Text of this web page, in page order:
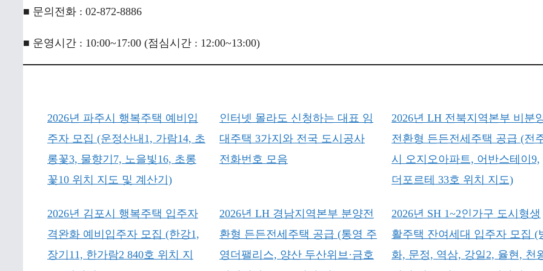
■ 문의전화 : 02-872-8886
■ 운영시간 : 10:00~17:00 (점심시간 : 12:00~13:00)
2026년 파주시 행복주택 예비입
주자 모집 (운정산내1, 가람14, 초
롱꽃3, 물향기7, 노을빛16, 초롱
꽃10 위치 지도 및 계산기)
인터넷 몰라도 신청하는 대표 임
대주택 3가지와 전국 도시공사
전화번호 모음
2026년 LH 전북지역본부 비분
전환형 든든전세주택 공급 (전
시 오지오아파트, 어반스테이9,
더포르테 33호 위치 지도)
2026년 김포시 행복주택 입주자
격완화 예비입주자 모집 (한강1,
장기11, 한가람2 840호 위치 지
2026년 LH 경남지역본부 분양전
환형 든든전세주택 공급 (통영 주
영더팰리스, 양산 두산위브·금호
2026년 SH 1~2인가구 도시형생
활주택 잔여세대 입주자 모집 (
화, 문정, 역삼, 강일2, 율현, 천